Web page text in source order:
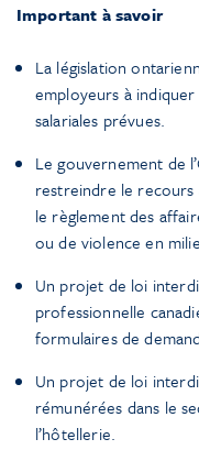
Important à savoir
La législation
employeurs à
salariales prévues.
Le gouvernement de
restreindre le recours
le règlement des
ou de violence en
Un projet de loi
professionnelle
formulaires de
Un projet de loi
rémunérées dans le
l’hôtellerie.